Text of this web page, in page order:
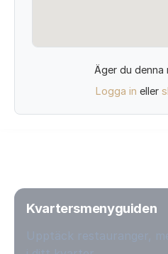
Äger du denna
Logga in eller
Kvartersmenyguiden